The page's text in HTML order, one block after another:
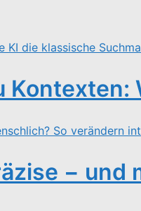
− und